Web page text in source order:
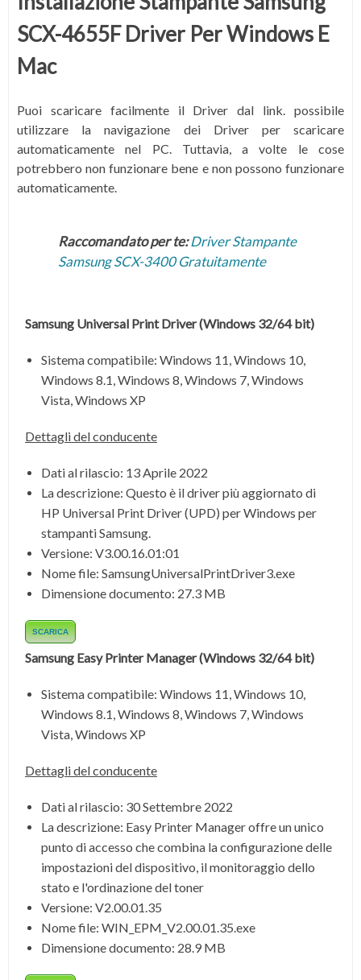
SCX-4655F Driver Per Windows E
Mac
Puoi scaricare facilmente il Driver dal link. possibile
utilizzare la navigazione dei Driver per scaricare
automaticamente nel PC. Tuttavia, a volte le cose
potrebbero non funzionare bene e non possono funzionare
automaticamente.
Raccomandato per te:Driver Stampante
Samsung SCX-3400 Gratuitamente
Samsung Universal Print Driver(Windows 32/64 bit)
Sistema compatibile: Windows 11, Windows 10,
Windows 8.1, Windows 8, Windows 7, Windows
Vista, Windows XP
Dettagli del conducente
Dati al rilascio: 13 Aprile 2022
La descrizione: Questo è il driver più aggiornato di
HP Universal Print Driver (UPD) per Windows per
stampanti Samsung.
Versione: V3.00.16.01:01
Nome file: SamsungUniversalPrintDriver3.exe
Dimensione documento: 27.3 MB
SCARICA
Samsung Easy Printer Manager(Windows 32/64 bit)
Sistema compatibile: Windows 11, Windows 10,
Windows 8.1, Windows 8, Windows 7, Windows
Vista, Windows XP
Dettagli del conducente
Dati al rilascio: 30 Settembre 2022
La descrizione: Easy Printer Manager offre un unico
punto di accesso che combina la configurazione delle
impostazioni del dispositivo, il monitoraggio dello
stato e l'ordinazione del toner
Versione: V2.00.01.35
Nome file: WIN_EPM_V2.00.01.35.exe
Dimensione documento: 28.9 MB